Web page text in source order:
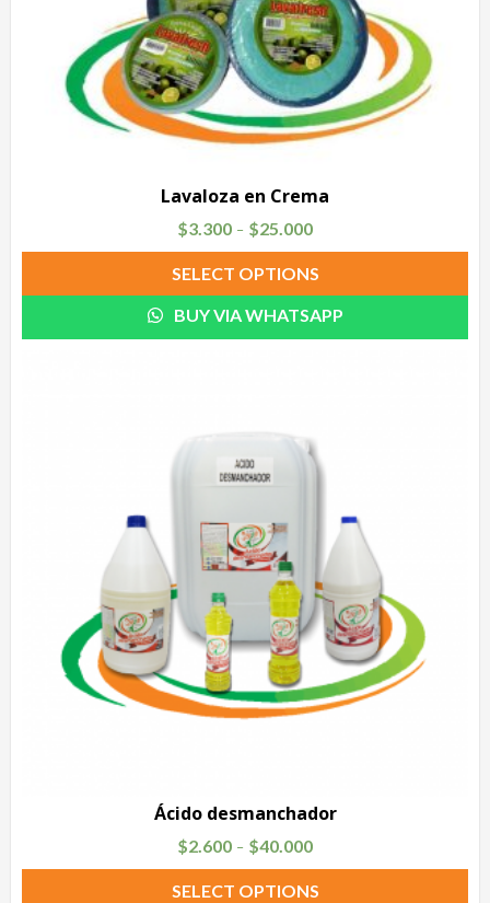
Lavaloza en Crema
$3.300 – $25.000
SELECT OPTIONS
BUY VIA WHATSAPP
Ácido desmanchador
$2.600 – $40.000
SELECT OPTIONS